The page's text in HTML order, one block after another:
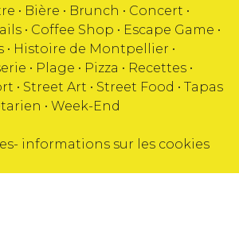
• Bière • Brunch • Concert •
• Coffee Shop • Escape Game •
• Histoire de Montpellier •
• Plage • Pizza • Recettes •
• Street Art • Street Food • Tapas
• Week-End
- informations sur les cookies